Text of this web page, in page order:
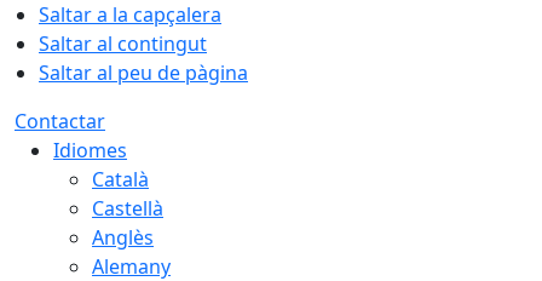
Saltar a la capçalera
Saltar al contingut
Saltar al peu de pàgina
Contactar
Idiomes
Català
Castellà
Anglès
Alemany